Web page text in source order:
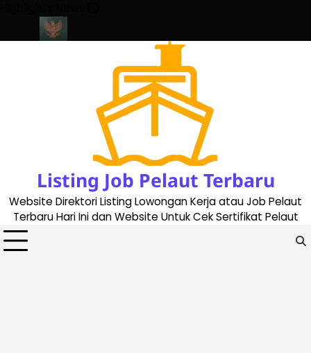
content
Listing Job Pelaut Terbaru
Website Direktori Listing Lowongan Kerja atau Job Pelaut
Terbaru Hari Ini dan Website Untuk Cek Sertifikat Pelaut